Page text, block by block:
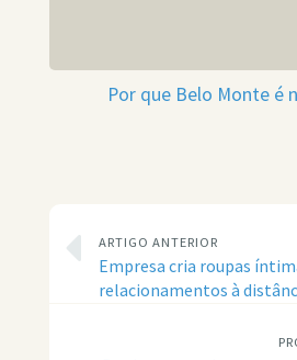
Por que Belo Monte é
ARTIGO ANTERIOR
Empresa cria roupas
relacionamentos à